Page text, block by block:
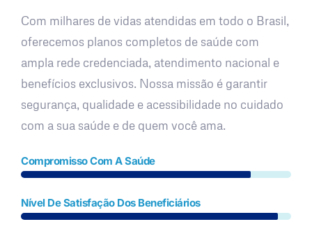
Com milhares de vidas atendidas em todo o Brasil,
oferecemos planos completos de saúde com
ampla rede credenciada, atendimento nacional e
benefícios exclusivos. Nossa missão é garantir
segurança, qualidade e acessibilidade no cuidado
com a sua saúde e de quem você ama.
Compromisso Com A Saúde
Nível De Satisfação Dos Beneficiários